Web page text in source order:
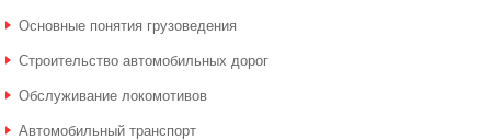
Основные понятия грузоведения
Строительство автомобильных дорог
Обслуживание локомотивов
Автомобильный транспорт